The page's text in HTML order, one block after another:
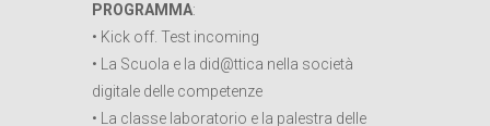
PROGRAMMA:
• Kick off. Test incoming
• La Scuola e la did@ttica nella società
digitale delle competenze
• La classe laboratorio e la palestra delle